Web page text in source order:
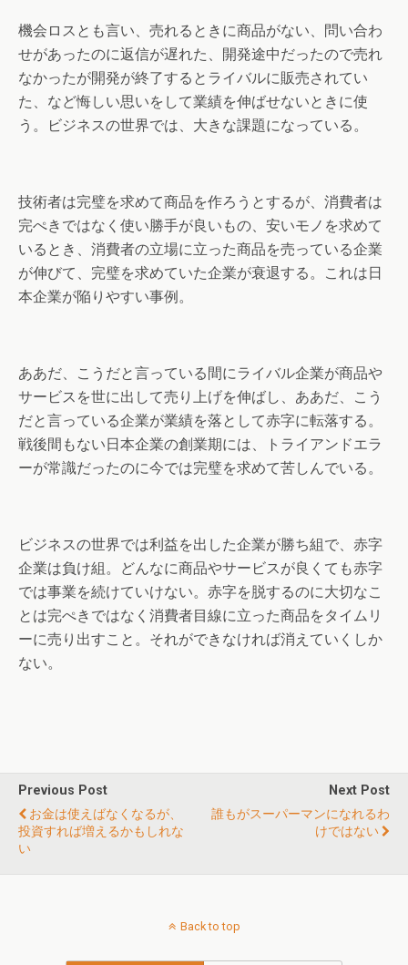
機会ロスとも言い、売れるときに商品がない、問い合わ
せがあったのに返信が遅れた、開発途中だったので売れ
なかったが開発が終了するとライバルに販売されてい
た、など悔しい思いをして業績を伸ばせないときに使
う。ビジネスの世界では、大きな課題になっている。
技術者は完璧を求めて商品を作ろうとするが、消費者は
完ぺきではなく使い勝手が良いもの、安いモノを求めて
いるとき、消費者の立場に立った商品を売っている企業
が伸びて、完璧を求めていた企業が衰退する。これは日
本企業が陥りやすい事例。
ああだ、こうだと言っている間にライバル企業が商品や
サービスを世に出して売り上げを伸ばし、ああだ、こう
だと言っている企業が業績を落として赤字に転落する。
戦後間もない日本企業の創業期には、トライアンドエラ
ーが常識だったのに今では完璧を求めて苦しんでいる。
ビジネスの世界では利益を出した企業が勝ち組で、赤字
企業は負け組。どんなに商品やサービスが良くても赤字
では事業を続けていけない。赤字を脱するのに大切なこ
とは完ぺきではなく消費者目線に立った商品をタイムリ
ーに売り出すこと。それができなければ消えていくしか
ない。
Previous Post
お金は使えばなくなるが、
投資すれば増えるかもしれな
い
Next Post
誰もがスーパーマンになれるわ
けではない
Back to top